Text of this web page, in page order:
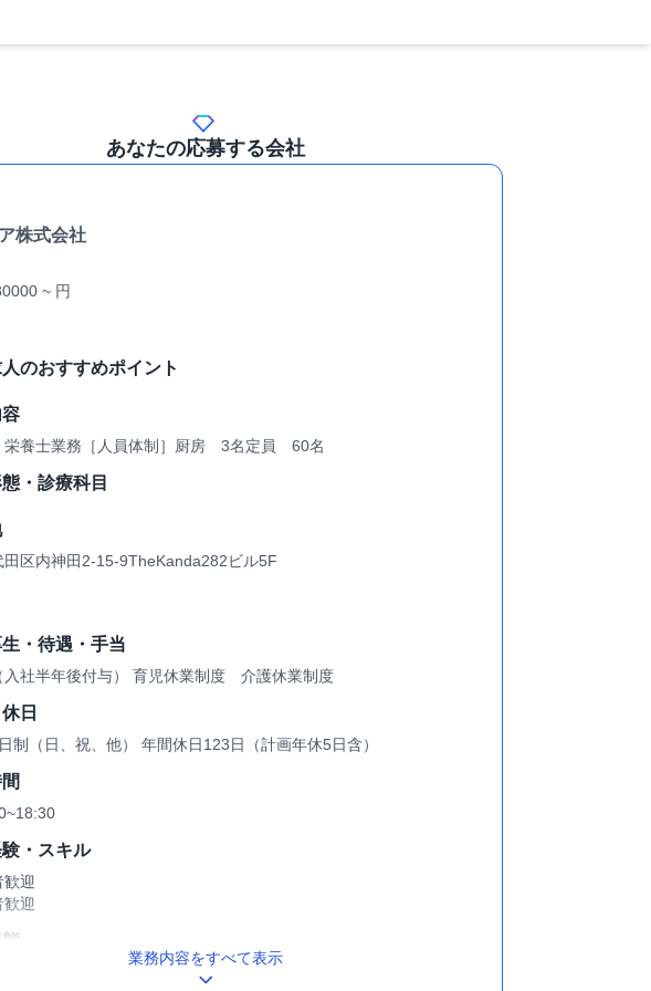
あなたの応募する会社
株式会社
~ 円
のおすすめポイント
栄養士業務［人員体制］厨房 3名定員 60名
・診療科目
田区内神田2-15-9TheKanda282ビル5F
・待遇・手当
入社半年後付与） 育児休業制度 介護休業制度
日
制（日、祝、他） 年間休日123日（計画年休5日含）
・スキル
歓迎
歓迎
業務内容をすべて表示